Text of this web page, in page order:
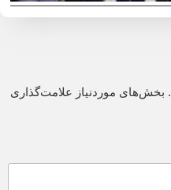
بخش‌های موردنیاز علامت‌گذاری